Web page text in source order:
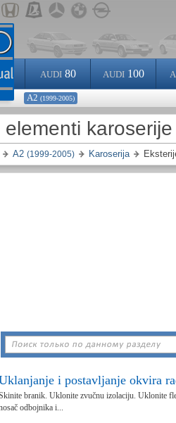
AUDI80 AUDI100
A2 (1999-2005)
elementi
A2 (1999-2005) Karoserija
i postavljanje okvira
branik. Uklonite zvučnu izolaciju. Uklonite
odbojnika i...